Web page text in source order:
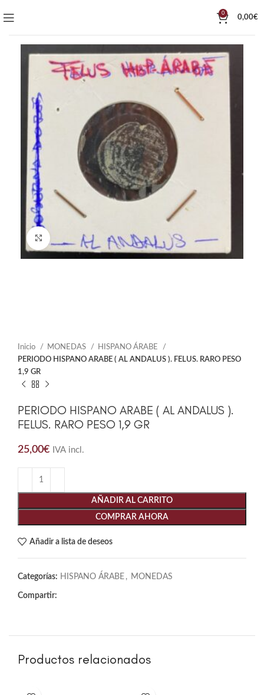
0
0,00€
Click to enlarge
Inicio MONEDAS
HISPANO ÁRABE
PERIODO HISPANO ARABE ( AL ANDALUS ). FELUS. RARO PESO
1,9 GR
PERIODO HISPANO ARABE ( AL ANDALUS ).
FELUS. RARO PESO 1,9 GR
25,00€ IVA incl.
AÑADIR AL CARRITO
COMPRAR AHORA
Añadir a lista de deseos
Categorías: HISPANO ÁRABE , MONEDAS
Compartir:
Productos relacionados